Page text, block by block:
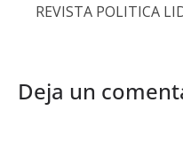
REVISTA POLITICA
Deja un